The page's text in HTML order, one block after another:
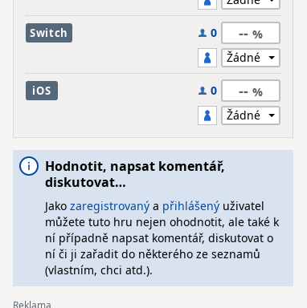
Switch 0 --
iOS 0 --
Hodnotit, napsat komentář,
diskutovat…
Jako zaregistrovanýa přihlášenýuživatel
můžete tuto hru nejen ohodnotit, ale také k
ní případně napsat komentář, diskutovat o
ní či ji zařadit do některého ze seznamů
(vlastním, chci atd.).